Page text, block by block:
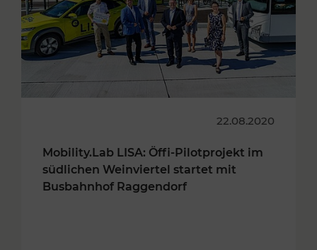
22.08.2020
Mobility.Lab LISA: Öffi-Pilotprojekt im
südlichen Weinviertel startet mit
Busbahnhof Raggendorf